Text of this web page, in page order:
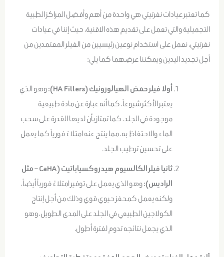
كما تعتبر عيادات نفرتيتي هي واحدة من أهم وأفضل المراكز الطبية
التجميلية والتي تعمل على تقديم هذه الاقنية، حيث إننا في عيادات
نفرتيتي، نعمل على استخدام نوعين رئيسيين من الفيلر المعتمدين من
أجل تجديد اليدين ويمكننا عرضهما كما يلي:
أولا فيلر حمض الهيالورونيك (HA Fillers):
وهو الذي
يعتبر الأكثر شيوعاً، كما أنه عبارة عن مادة طبيعية
موجودة في الجلد، كما تمتاز بأن لديها القدرة على سحب
الماء والاحتفاظ به، مما ينتج عنه امتلاءً فورياً كما يعمل
على تحسين ترطيب الجلد.
ثانيا فيلر الكالسيوم هيدروكسياباتيت (CaHA – مثل
الراديس):وهو الذي يعمل على توفير امتلاءً فورياً أيضاً،
ولكنه يعمل كمحفز حيوي قوي وذلك من أجل إنتاج
الكولاجين الطبيعي في الجلد على المدى الطويل، وهو
الذي يجعل نتائجه تدوم لفترة أطول.